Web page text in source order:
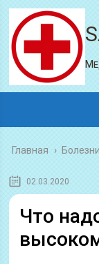
Главная ›
02.03.2020
Что